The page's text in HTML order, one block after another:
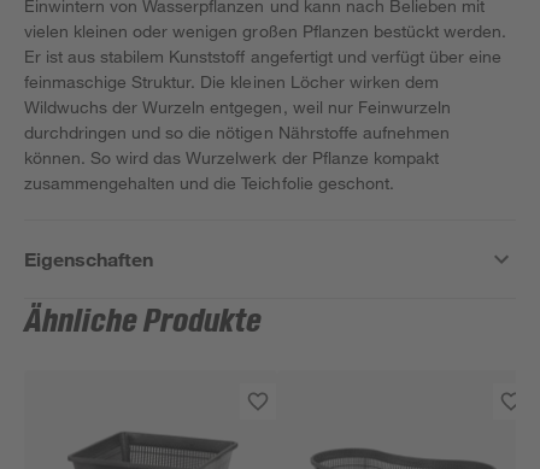
Einwintern von Wasserpflanzen und kann nach Belieben mit
vielen kleinen oder wenigen großen Pflanzen bestückt werden.
Er ist aus stabilem Kunststoff angefertigt und verfügt über eine
feinmaschige Struktur. Die kleinen Löcher wirken dem
Wildwuchs der Wurzeln entgegen, weil nur Feinwurzeln
durchdringen und so die nötigen Nährstoffe aufnehmen
können. So wird das Wurzelwerk der Pflanze kompakt
zusammengehalten und die Teichfolie geschont.
Eigenschaften
Ähnliche Produkte